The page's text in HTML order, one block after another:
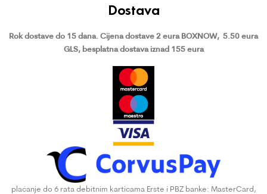
Dostava
Rok dostave do 15 dana. Cijena dostave 2 eura BOXNOW, 5.50 eura
GLS, besplatna dostava iznad 155 eura
plaćanje do 6 rata debitnim karticama Erste i PBZ banke: MasterCard,